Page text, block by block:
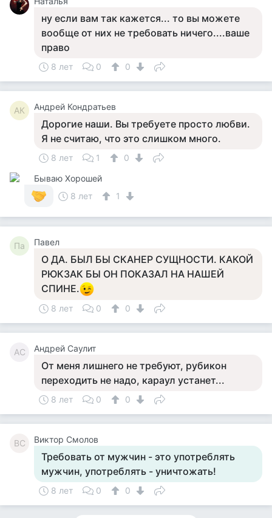
ну если вам так кажется... то вы можете
вообще от них не требовать ничего....ваше
право
8 лет 0 0
АК Андрей Кондратьев
Дорогие наши. Вы требуете просто любви.
Я не считаю, что это слишком много.
8 лет 1
0
Бываю Хорошей
8 лет
1
Па Павел
О ДА. БЫЛ БЫ СКАНЕР СУЩНОСТИ. КАКОЙ
РЮКЗАК БЫ ОН ПОКАЗАЛ НА НАШЕЙ
СПИНЕ.
8 лет 0 0
АС Андрей Саулит
От меня лишнего не требуют, рубикон
переходить не надо, караул устанет...
8 лет 0 0
ВС Виктор Смолов
Требовать от мужчин - это употреблять
мужчин, употреблять - уничтожать!
8 лет 0 0